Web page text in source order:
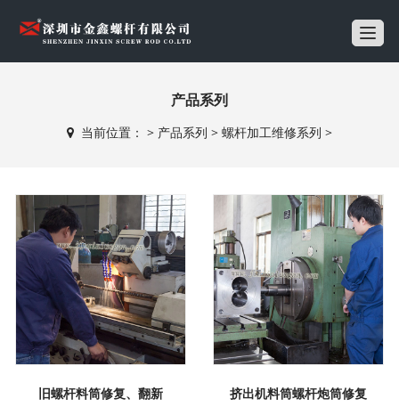
T
v
i
a
t
i
o
n
产品系列
当前位置： > 产品系列 > 螺杆加工维修系列 >
旧螺杆料筒修复、翻新 挤出机料筒螺杆炮筒修复